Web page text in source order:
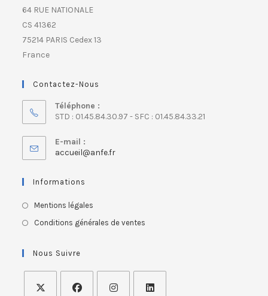
64 RUE NATIONALE
CS 41362
75214 PARIS Cedex 13
France
Contactez-Nous
Téléphone :
STD : 01.45.84.30.97 - SFC : 01.45.84.33.21
E-mail :
accueil@anfe.fr
Informations
Mentions légales
Conditions générales de ventes
Nous Suivre